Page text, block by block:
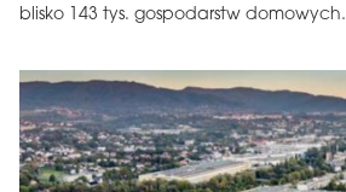
blisko 143 tys. gospodarstw domowych.